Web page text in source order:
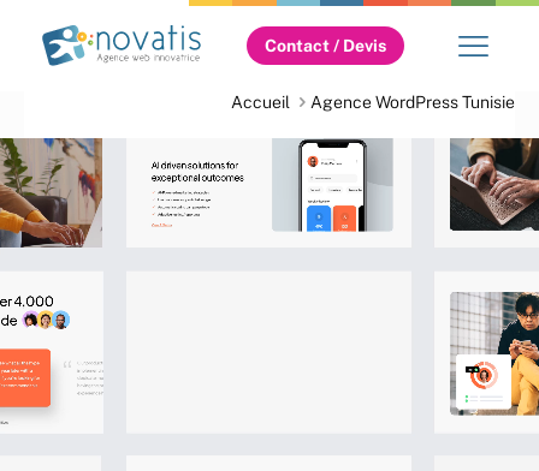
Contact / Devis
Accueil Agence WordPress Tunisie